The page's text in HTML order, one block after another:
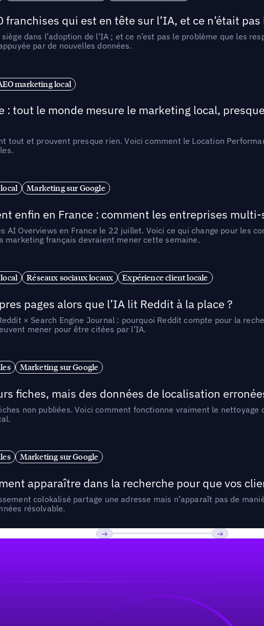
franchises qui est en tête sur l’IA, et ce n’était pas
dans l’adoption de l’IA ; et ce n’est pas le problème que les
par de nouvelles données.
marketing local
: tout le monde mesure le marketing local,
tout et prouvent presque rien. Voici comment le Location
Marketing sur Google
enfin en France : comment les entreprises
AI Overviews en France le 22 juillet. Voici ce qui change pour les
marketing français devraient mener cette semaine.
Réseaux sociaux locaux Expérience client locale
pages alors que l’IA lit Reddit à la place ?
× Search Engine Journal : pourquoi Reddit compte pour la
mener pour être citées par l’IA.
Marketing sur Google
fiches, mais des données de localisation
non publiées. Voici comment fonctionne vraiment le nettoyage
Marketing sur Google
apparaître dans la recherche pour que vos
colokalisé partage une adresse mais n’apparaît pas de
résolvable.